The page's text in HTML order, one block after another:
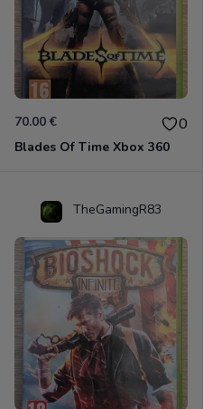
70.00 € 0
Blades Of Time Xbox 360
TheGamingR83